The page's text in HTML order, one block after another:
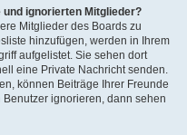
und ignorierten Mitglieder?
Mitglieder des Boards zu
hinzufügen, werden in Ihrem
aufgelistet. Sie sehen dort
eine Private Nachricht senden.
können Beiträge Ihrer Freunde
ignorieren, dann sehen